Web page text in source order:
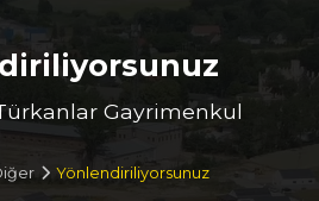
Gayrimenkul
Yönlendiriliyorsunuz